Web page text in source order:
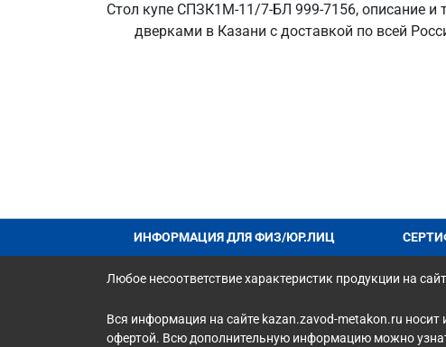
Стол купе СПЗК1М-11/7-БЛ 999-7156, описание и
дверками в Казани с доставкой по всей
ИНФОРМАЦИЯ ДЛЯ ФИЗ/ЮР.ЛИЦ
Любое несоответствие характеристик продукции на
Вся информация на сайте kazan.zavod-metakon.ru
офертой. Всю дополнительную информацию можно